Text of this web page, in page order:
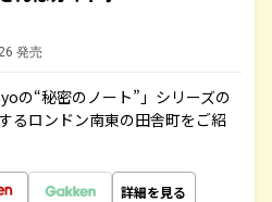
発売
の“秘密のノート”」シリーズの
るロンドン南東の田舎町をご紹
詳細を見る